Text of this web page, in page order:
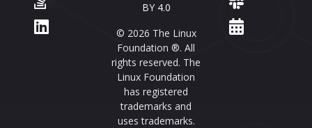
BY 4.0
© 2026 The Linux
Foundation ®. All
rights reserved. The
Linux Foundation
has registered
trademarks and
uses trademarks.